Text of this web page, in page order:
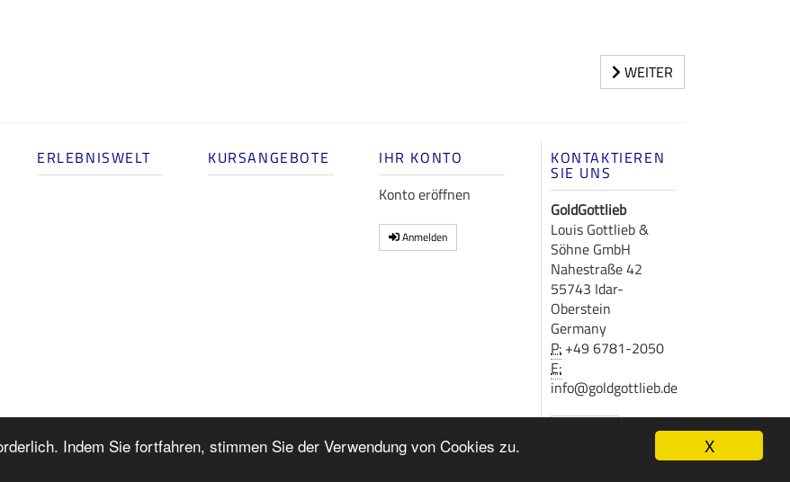
X
Indem Sie fortfahren, stimmen Sie der Verwendung von Cookies zu.
WEITER
ERLEBNISWELT KURSANGEBOTE
IHR KONTO
Konto eröffnen
Anmelden
KONTAKTIEREN
SIE UNS
GoldGottlieb
Louis Gottlieb &
Söhne GmbH
Nahestraße 42
55743 Idar-
Oberstein
Germany
P: +49 6781-2050
E:
info@goldgottlieb.de